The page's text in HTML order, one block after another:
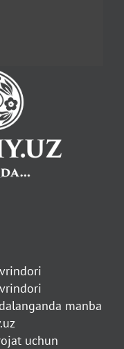
manba
uchun